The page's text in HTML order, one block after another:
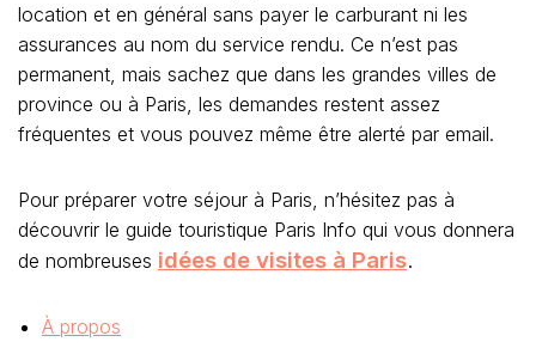
location et en général sans payer le carburant ni les
assurances au nom du service rendu. Ce n’est pas
permanent, mais sachez que dans les grandes villes de
province ou à Paris, les demandes restent assez
fréquentes et vous pouvez même être alerté par email.
Pour préparer votre séjour à Paris, n’hésitez pas à
découvrir le guide touristique Paris Info qui vous donnera
de nombreuses idées de visites à Paris.
À propos